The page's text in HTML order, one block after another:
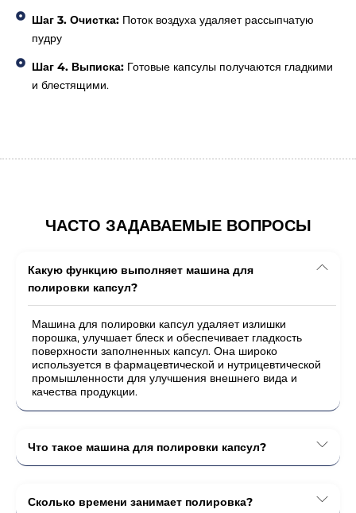
Шаг 3. Очистка: Поток воздуха удаляет рассыпчатую
пудру
Шаг 4. Выписка: Готовые капсулы получаются гладкими
и блестящими.
ЧАСТО ЗАДАВАЕМЫЕ ВОПРОСЫ
Какую функцию выполняет машина для
полировки капсул?
Машина для полировки капсул удаляет излишки
порошка, улучшает блеск и обеспечивает гладкость
поверхности заполненных капсул. Она широко
используется в фармацевтической и нутрицевтической
промышленности для улучшения внешнего вида и
качества продукции.
Что такое машина для полировки капсул?
Сколько времени занимает полировка?